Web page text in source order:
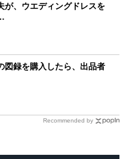
が、ウエディングドレスを
図録を購入したら、出品者
Recommended by